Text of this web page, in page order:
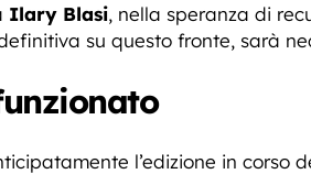
Ilary Blasi, nella speranza di
su questo fronte, sarà
l’edizione in corso